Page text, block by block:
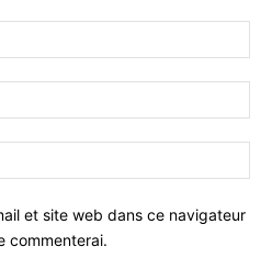
et site web dans ce navigateur
commenterai.